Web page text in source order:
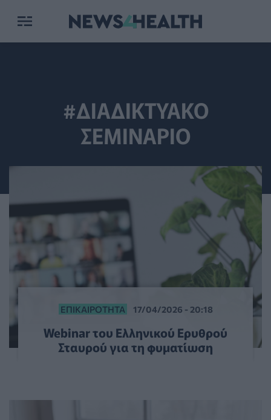
#ΔΙΑΔΙΚΤΥΑΚΟ
ΣΕΜΙΝΑΡΙΟ
ΕΠΙΚΑΙΡΌΤΗΤΑ 17/04/2026 - 20:18
Webinar του Ελληνικού Ερυθρού
Σταυρού για τη φυματίωση